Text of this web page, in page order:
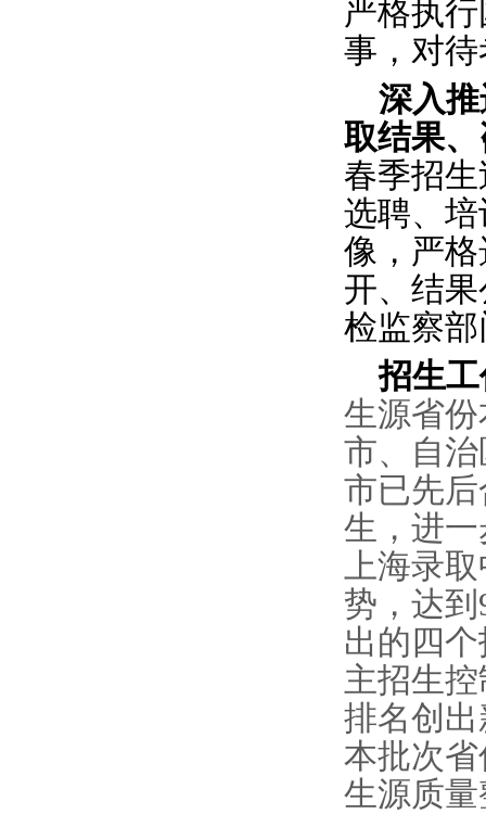
严格执
事，对
深入
取结果
春季招
选聘、
像，严
开、结
检监察
招生
生源省
市、自
市已先
生，进
上海录
势，达
出的四
主招生
排名创
本批次
生源质